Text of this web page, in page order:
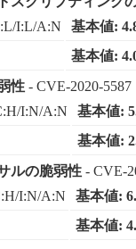
I:L/A:N
基本値:
基本値:
性 - CVE-2020-5587
I:N/A:N
基本値:
基本値:
ルの脆弱性 - CVE-
I:N/A:N
基本値:
基本値: